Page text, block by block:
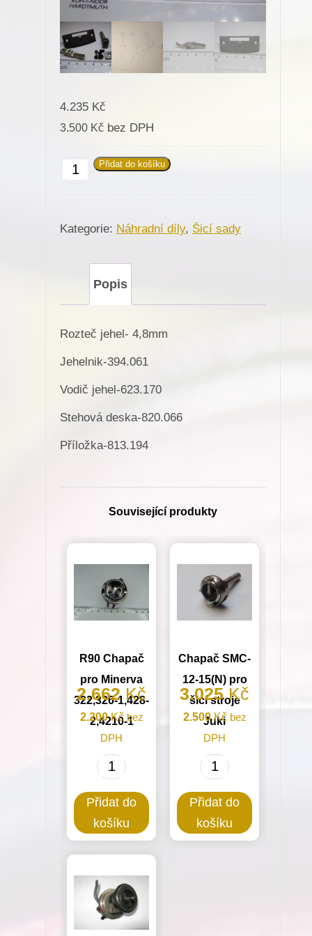
4.235 Kč
3.500 Kč bez DPH
Šicí
R.-4,8mm
Přidat do košíku
Kategorie: Náhradní díly, Šicí sady
Popis
Rozteč jehel- 4,8mm
Jehelnik-394.061
Vodič jehel-623.170
Stehová deska-820.066
Příložka-813.194
Související produkty
R90 Chapač
pro Minerva
322,326-1,428-
2,4210-1
2.662 Kč
2.200Kčbez
DPH
R90
pro
Minerva
2,4210-
1
množství
Přidat do
košíku
Chapač SMC-
12-15(N) pro
šicí stroje
Juki
3.025Kč
2.500Kčbez
DPH
Chapač
12-
15(N)
Přidat do
košíku